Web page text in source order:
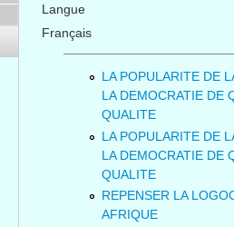
Langue
Français
LA POPULARITE DE
LA DEMOCRATIE DE
QUALITE
LA POPULARITE DE
LA DEMOCRATIE DE
QUALITE
REPENSER LA
AFRIQUE